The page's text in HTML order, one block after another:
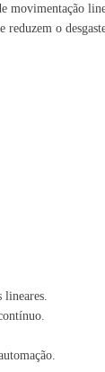
movimentação
o